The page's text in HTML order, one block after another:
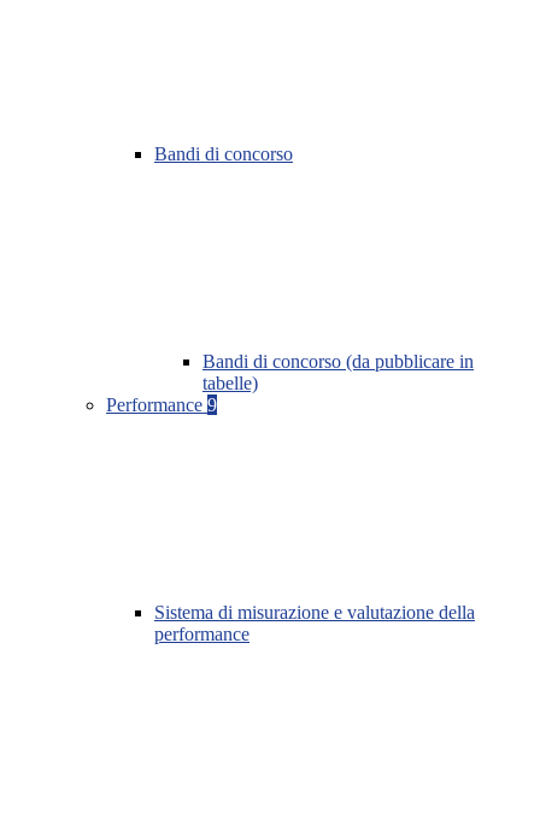
Bandi di concorso
Bandi di concorso (da pubblicare in
tabelle)
Performance 9
Sistema di misurazione e valutazione della
performance